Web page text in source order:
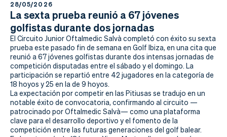
La
Federación
Federarse
Jugar
Aprender
Actualidad
28/05/2026
La sexta prueba reunió a 67 jóvenes
golfistas durante dos jornadas
El Circuito Junior Oftalmedic Salvà completó con éxito su sexta
prueba este pasado fin de semana en Golf Ibiza, en una cita que
reunió a 67 jóvenes golfistas durante dos intensas jornadas de
competición disputadas entre el sábado y el domingo. La
participación se repartió entre 42 jugadores en la categoría de
18 hoyos y 25 en la de 9 hoyos.
La expectación por competir en las Pitiusas se tradujo en un
notable éxito de convocatoria, confirmando al circuito —
patrocinado por Oftalmedic Salvà— como una plataforma
clave para el desarrollo deportivo y el fomento de la
competición entre las futuras generaciones del golf balear.